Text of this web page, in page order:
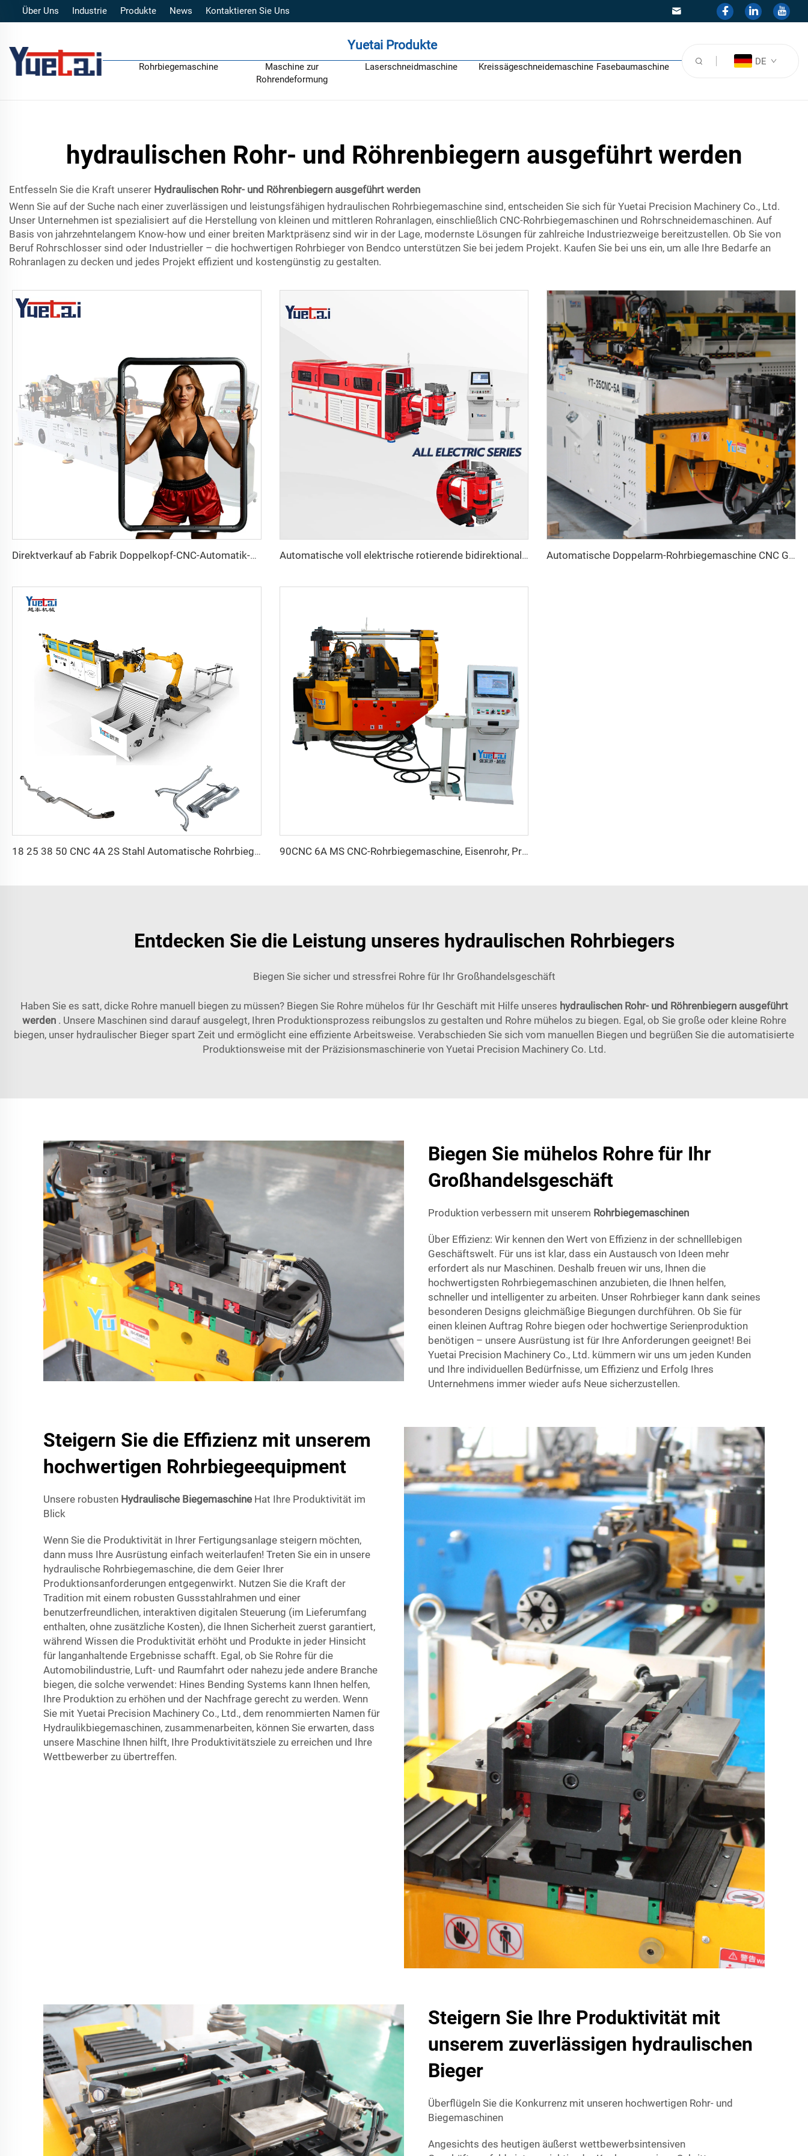
Über Uns Industrie Produkte News Kontaktieren Sie Uns
Yuetai Produkte
Rohrbiegemaschine
Maschine zur
Rohrendeformung
Laserschneidmaschine Kreissägeschneidemaschine Fasebaumaschine DE
hydraulischen Rohr- und Röhrenbiegern ausgeführt werden
Entfesseln Sie die Kraft unserer Hydraulischen Rohr- und Röhrenbiegern ausgeführt werden
Wenn Sie auf der Suche nach einer zuverlässigen und leistungsfähigen hydraulischen Rohrbiegemaschine sind, entscheiden Sie sich für Yuetai Precision Machinery Co., Ltd.
Unser Unternehmen ist spezialisiert auf die Herstellung von kleinen und mittleren Rohranlagen, einschließlich CNC-Rohrbiegemaschinen und Rohrschneidemaschinen. Auf
Basis von jahrzehntelangem Know-how und einer breiten Marktpräsenz sind wir in der Lage, modernste Lösungen für zahlreiche Industriezweige bereitzustellen. Ob Sie von
Beruf Rohrschlosser sind oder Industrieller – die hochwertigen Rohrbieger von Bendco unterstützen Sie bei jedem Projekt. Kaufen Sie bei uns ein, um alle Ihre Bedarfe an
Rohranlagen zu decken und jedes Projekt effizient und kostengünstig zu gestalten.
Direktverkauf ab Fabrik Doppelkopf-CNC-Automatik-Hydraulikrohrbiegemaschine aus Kohlenstoffstahl Rohrbiegemaschine Automatische voll elektrische rotierende bidirektionale CNC-Metal-Rohrbiegemaschine der Serie Rohrbiegemaschinen Automatische Doppelarm-Rohrbiegemaschine CNC Gleichzeitiges 2-Wege-Rohrformsystem für Abgas- und Geländerrohrbiegemaschine
18 25 38 50 CNC 4A 2S Stahl Automatische Rohrbiegemaschine und Rohrbiegemaschinen Preis mit Schub 1 Zoll 2 Zoll 3 Zoll Linie 90CNC 6A MS CNC-Rohrbiegemaschine, Eisenrohr, Profilrohrbieger mit Motor für Aluminium und Edelstahl Messingrohre/Rohrleitungen
Entdecken Sie die Leistung unseres hydraulischen Rohrbiegers
Biegen Sie sicher und stressfrei Rohre für Ihr Großhandelsgeschäft
Haben Sie es satt, dicke Rohre manuell biegen zu müssen? Biegen Sie Rohre mühelos für Ihr Geschäft mit Hilfe unseres hydraulischen Rohr- und Röhrenbiegern ausgeführt
werden . Unsere Maschinen sind darauf ausgelegt, Ihren Produktionsprozess reibungslos zu gestalten und Rohre mühelos zu biegen. Egal, ob Sie große oder kleine Rohre
biegen, unser hydraulischer Bieger spart Zeit und ermöglicht eine effiziente Arbeitsweise. Verabschieden Sie sich vom manuellen Biegen und begrüßen Sie die automatisierte
Produktionsweise mit der Präzisionsmaschinerie von Yuetai Precision Machinery Co. Ltd.
Biegen Sie mühelos Rohre für Ihr
Großhandelsgeschäft
Produktion verbessern mit unserem Rohrbiegemaschinen
Über Effizienz: Wir kennen den Wert von Effizienz in der schnelllebigen
Geschäftswelt. Für uns ist klar, dass ein Austausch von Ideen mehr
erfordert als nur Maschinen. Deshalb freuen wir uns, Ihnen die
hochwertigsten Rohrbiegemaschinen anzubieten, die Ihnen helfen,
schneller und intelligenter zu arbeiten. Unser Rohrbieger kann dank seines
besonderen Designs gleichmäßige Biegungen durchführen. Ob Sie für
einen kleinen Auftrag Rohre biegen oder hochwertige Serienproduktion
benötigen – unsere Ausrüstung ist für Ihre Anforderungen geeignet! Bei
Yuetai Precision Machinery Co., Ltd. kümmern wir uns um jeden Kunden
und Ihre individuellen Bedürfnisse, um Effizienz und Erfolg Ihres
Unternehmens immer wieder aufs Neue sicherzustellen.
Steigern Sie die Effizienz mit unserem
hochwertigen Rohrbiegeequipment
Unsere robusten Hydraulische Biegemaschine Hat Ihre Produktivität im
Blick
Wenn Sie die Produktivität in Ihrer Fertigungsanlage steigern möchten,
dann muss Ihre Ausrüstung einfach weiterlaufen! Treten Sie ein in unsere
hydraulische Rohrbiegemaschine, die dem Geier Ihrer
Produktionsanforderungen entgegenwirkt. Nutzen Sie die Kraft der
Tradition mit einem robusten Gussstahlrahmen und einer
benutzerfreundlichen, interaktiven digitalen Steuerung (im Lieferumfang
enthalten, ohne zusätzliche Kosten), die Ihnen Sicherheit zuerst garantiert,
während Wissen die Produktivität erhöht und Produkte in jeder Hinsicht
für langanhaltende Ergebnisse schafft. Egal, ob Sie Rohre für die
Automobilindustrie, Luft- und Raumfahrt oder nahezu jede andere Branche
biegen, die solche verwendet: Hines Bending Systems kann Ihnen helfen,
Ihre Produktion zu erhöhen und der Nachfrage gerecht zu werden. Wenn
Sie mit Yuetai Precision Machinery Co., Ltd., dem renommierten Namen für
Hydraulikbiegemaschinen, zusammenarbeiten, können Sie erwarten, dass
unsere Maschine Ihnen hilft, Ihre Produktivitätsziele zu erreichen und Ihre
Wettbewerber zu übertreffen.
Steigern Sie Ihre Produktivität mit
unserem zuverlässigen hydraulischen
Bieger
Überflügeln Sie die Konkurrenz mit unseren hochwertigen Rohr- und
Biegemaschinen
Angesichts des heutigen äußerst wettbewerbsintensiven